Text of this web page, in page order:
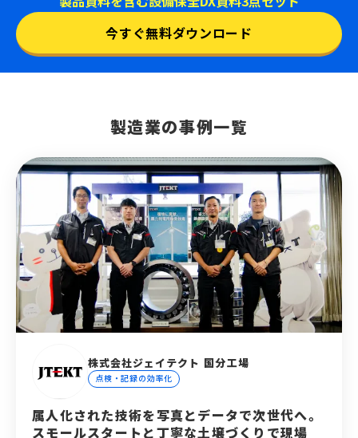
今すぐ無料ダウンロード
製造業の事例一覧
株式会社ジェイテクト 国分工場
点検・記録の効率化
属人化された技術を写真とデータで次世代へ。
スモールスタートと丁寧な土壌づくりで現場